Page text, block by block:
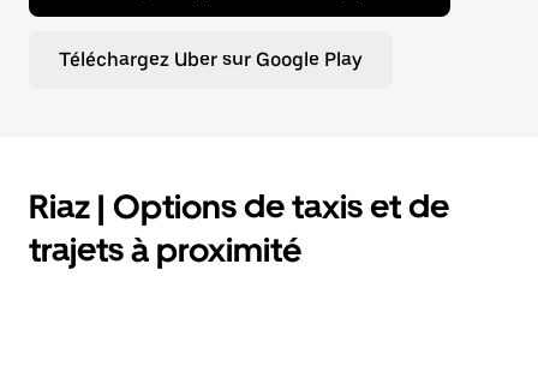
Téléchargez Uber sur Google Play
Riaz | Options de taxis et de
trajets à proximité